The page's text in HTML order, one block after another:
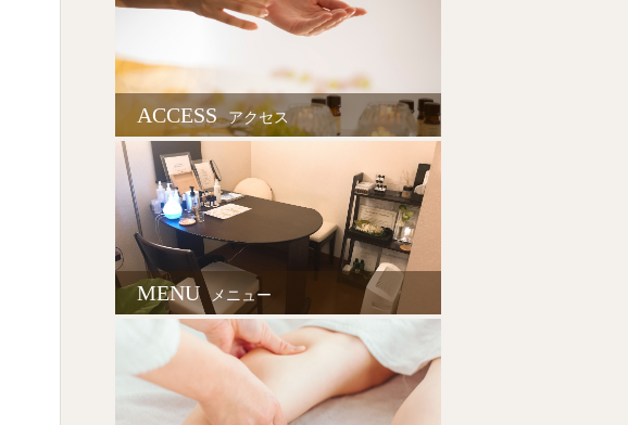
ACCESS アクセス
MENU メニュー